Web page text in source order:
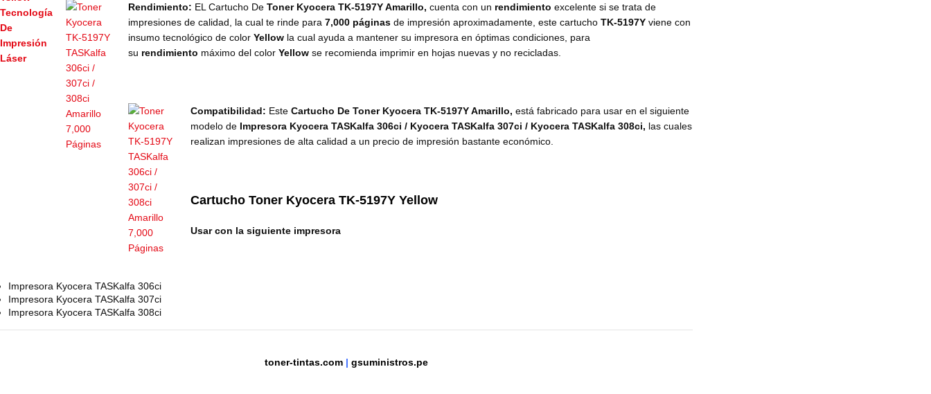
Rendimiento: EL Cartucho De Toner Kyocera TK-5197Y Amarillo, cuenta con un rendimiento excelente si se trata de
impresiones de calidad, la cual te rinde para 7,000 páginas de impresión aproximadamente, este cartucho TK-5197Y viene con
insumo tecnológico de color Yellow la cual ayuda a mantener su impresora en óptimas condiciones, para
su rendimiento máximo del color Yellow se recomienda imprimir en hojas nuevas y no recicladas.
Compatibilidad: Este Cartucho De Toner Kyocera TK-5197Y Amarillo, está fabricado para usar en el siguiente
modelo de Impresora Kyocera TASKalfa 306ci / Kyocera TASKalfa 307ci / Kyocera TASKalfa 308ci, las cuales
realizan impresiones de alta calidad a un precio de impresión bastante económico.
Cartucho Toner Kyocera TK-5197Y Yellow
Usar con la siguiente impresora
Impresora Kyocera TASKalfa 306ci
Impresora Kyocera TASKalfa 307ci
Impresora Kyocera TASKalfa 308ci
toner-tintas.com | gsuministros.pe